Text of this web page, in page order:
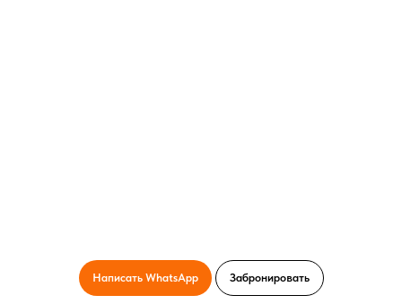
Написать WhatsApp Забронировать